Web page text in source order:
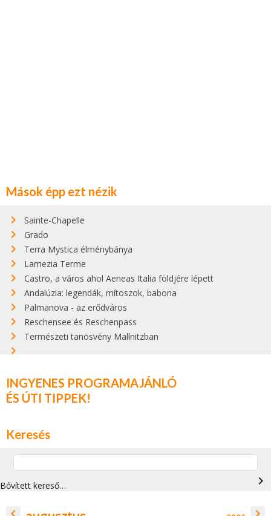
Mások épp ezt nézik
Sainte-Chapelle
Grado
Terra Mystica élménybánya
Lamezia Terme
Castro, a város ahol Aeneas Italia földjére lépett
Andalúzia: legendák, mítoszok, babona
Palmanova - az erődváros
Reschensee és Reschenpass
Természeti tanösvény Mallnitzban
INGYENES PROGRAMAJÁNLÓ
ÉS ÚTI TIPPEK!
Keresés
Bővített kereső… navigate_next